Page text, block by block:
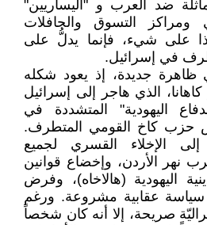
ضد العرب و "اليساريين"
ومراكز التسوق والحافلات
على شيء، فإنما يدلُّ على
في إسرائيل.
ظاهرة جديدة، إذ يعود شكله
كاهانا، الذي هاجر إلى إسرائيل
اليهودية" المتشددة في
حزب كاخ القومي المتطرف.
الإخلاء القسري لجميع
نهر الأردن، وإخضاع قوانين
اليهودية (هالاخاه)، وفرض
سياسة عقابية مشروعة. ورغم
صريحة، إلا أنه كان شخصاً